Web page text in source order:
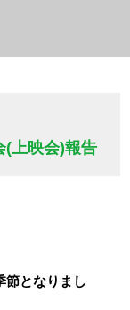
(上映会)報告
節となりまし